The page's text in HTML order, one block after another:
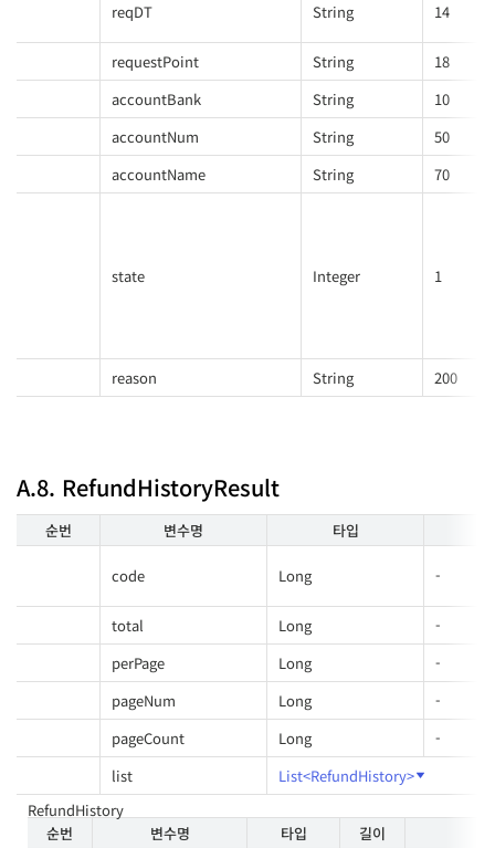
reqDT String 14
requestPoint String
18
accountBank
String
10
accountNum
String
50
accountName
String 70
state Integer 1
reason String 200
A.8. RefundHistoryResult
순번 변수명 타입
code Long -
total Long
-
perPage
Long
-
pageNum
Long
-
pageCount
Long
-
list
List<RefundHistory>
RefundHistory
순번
변수명 타입 길이